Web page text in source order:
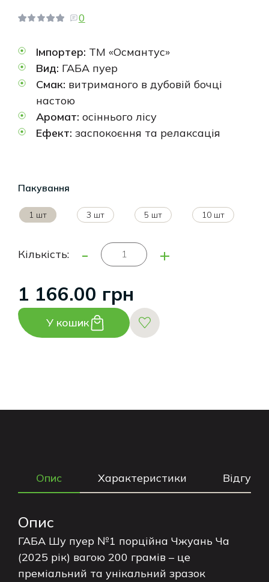
0
Імпортер: ТМ «Османтус»
Вид: ГАБА пуер
Смак: витриманого в дубовій бочці
настою
Аромат: осіннього лісу
Ефект: заспокоєння та релаксація
Пакування
1 шт 3 шт 5 шт 10 шт
Кількість: - +
1 166.00 грн
У кошик
Опис Характеристики Відгуки
Опис
ГАБА Шу пуер №1 порційна Чжуань Ча
(2025 рік) вагою 200 грамів – це
преміальний та унікальний зразок